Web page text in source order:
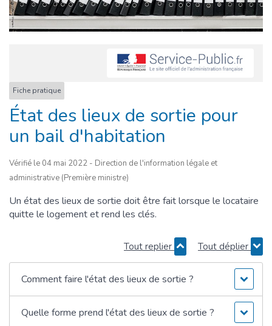
Fiche pratique
État des lieux de sortie pour
un bail d'habitation
Vérifié le 04 mai 2022 - Direction de l'information légale et
administrative (Première ministre)
Un état des lieux de sortie doit être fait lorsque le locataire
quitte le logement et rend les clés.
Tout replier Tout déplier
Comment faire l'état des lieux de sortie ?
Quelle forme prend l'état des lieux de sortie ?